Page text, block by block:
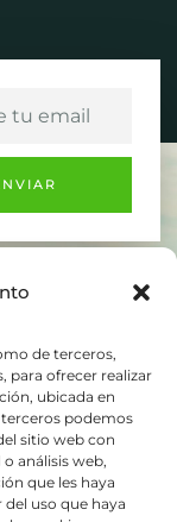
de terceros,
para ofrecer realizar
ubicada en
podemos
sitio web con
análisis web,
que les haya
uso que haya
Aviso Legal
Política de
Cookies
Accesibilidad